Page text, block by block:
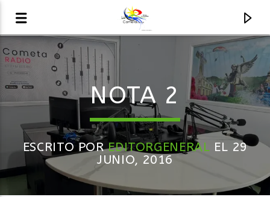
AUDIO EN VIVO
LA COMETA, SEÑALES A CIELO ABIERTO
NOTA 2
ESCRITO POREDITORGENERAL EL 29
JUNIO, 2016